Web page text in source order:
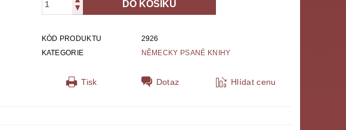
KÓD PRODUKTU
2926
KATEGORIE
NĚMECKY PSANÉ KNIHY
Tisk Dotaz Hlídat cenu